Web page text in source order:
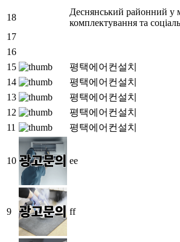
18
Деснянський районний у
комплектування та
17
16
15
평택에어컨설치
14
평택에어컨설치
13
평택에어컨설치
12
평택에어컨설치
11
평택에어컨설치
10 ee
9 ff